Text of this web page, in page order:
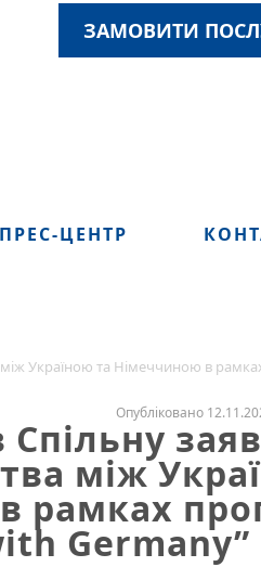
ЗАМОВИТИ
ПРЕС-ЦЕНТР
Україною та Німеччиною в
Опубліковано
Спільну
між
рамках
Germany”